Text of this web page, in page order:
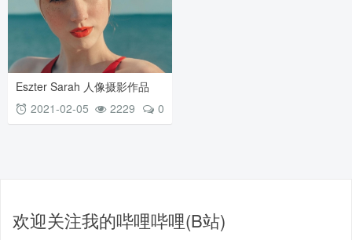
Eszter Sarah 人像摄影作品
2021-02-05 0
2229
欢迎关注我的哔哩哔哩(B站)